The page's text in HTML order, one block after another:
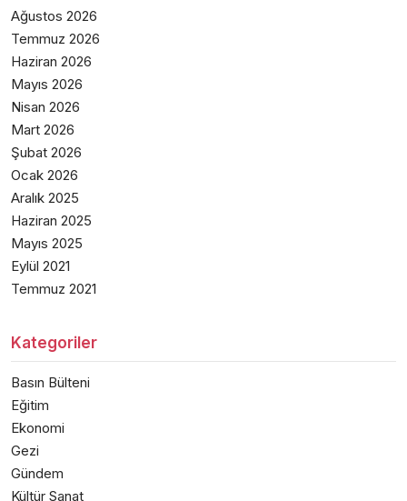
Ağustos 2026
Temmuz 2026
Haziran 2026
Mayıs 2026
Nisan 2026
Mart 2026
Şubat 2026
Ocak 2026
Aralık 2025
Haziran 2025
Mayıs 2025
Eylül 2021
Temmuz 2021
Kategoriler
Basın Bülteni
Eğitim
Ekonomi
Gezi
Gündem
Kültür Sanat